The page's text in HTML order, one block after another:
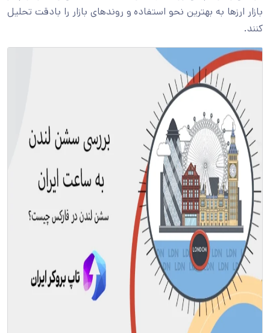
بازار ارزها به بهترین نحو استفاده و روندهای بازار را بادقت تحلیل
کنند.